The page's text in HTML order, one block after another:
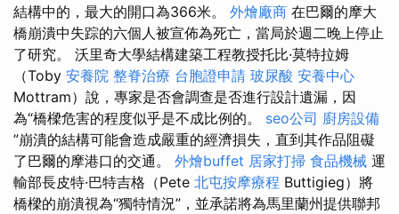
結構中的，最大的開口為366米。 外燴廠商 在巴爾的摩大
橋崩潰中失踪的六個人被宣佈為死亡，當局於週二晚上停止
了研究。 沃里奇大學結構建築工程教授托比·莫特拉姆
（Toby 安養院 整脊治療 台胞證申請 玻尿酸 安養中心
Mottram）說，專家是否會調查是否進行設計遺漏，因
為“橋樑危害的程度似乎是不成比例的。 seo公司 廚房設備
”崩潰的結構可能會造成嚴重的經濟損失，直到其作品阻礙
了巴爾的摩港口的交通。 外燴buffet 居家打掃 食品機械 運
輸部長皮特·巴特吉格（Pete 北屯按摩療程 Buttigieg）將
橋樑的崩潰視為“獨特情況”，並承諾將為馬里蘭州提供聯邦